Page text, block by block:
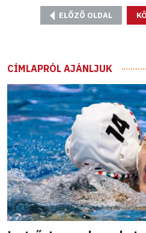
ELŐZŐ OLDAL
CÍMLAPRÓL AJÁNLJUK